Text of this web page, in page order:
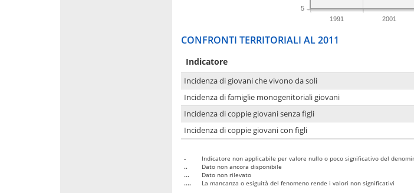
1991 2001
5
CONFRONTI TERRITORIALI AL 2011
Indicatore
Incidenza di giovani che vivono da soli
Incidenza di famiglie monogenitoriali giovani
Incidenza di coppie giovani senza figli
Incidenza di coppie giovani con figli
-
Indicatore non applicabile per valore nullo o poco significativo del
..
Dato non ancora disponibile
...
Dato non rilevato
....
La mancanza o esiguità del fenomeno rende i valori non significativi